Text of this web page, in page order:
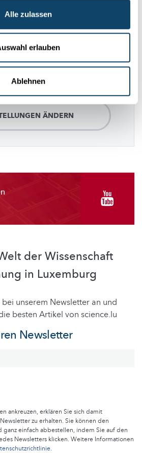
Alle zulassen
erlauben
Ablehnen
ausgeblendet, weil Sie
mit sozialen
bitte Ihre Einstellungen.
ÄNDERN
der Wissenschaft
in Luxemburg
unserem Newsletter an und
besten Artikel von science.lu
Newsletter
ankreuzen, erklären Sie sich damit
zu erhalten. Sie können den
ganz einfach abbestellen, indem Sie auf den
Newsletters klicken. Weitere Informationen
.